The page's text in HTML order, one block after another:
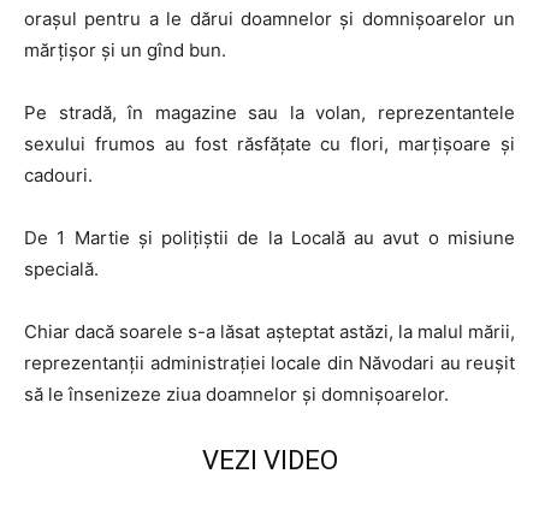
orașul pentru a le dărui doamnelor și domnișoarelor un
mărțișor și un gînd bun.
Pe stradă, în magazine sau la volan, reprezentantele
sexului frumos au fost răsfățate cu flori, marțișoare și
cadouri.
De 1 Martie și polițiștii de la Locală au avut o misiune
specială.
Chiar dacă soarele s-a lăsat așteptat astăzi, la malul mării,
reprezentanții administrației locale din Năvodari au reușit
să le însenizeze ziua doamnelor și domnișoarelor.
VEZI VIDEO